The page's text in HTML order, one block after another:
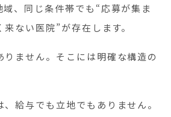
、同じ条件帯でも“応募が集ま
ない医院”が存在します。
りません。そこには明確な構造の
給与でも立地でもありません。